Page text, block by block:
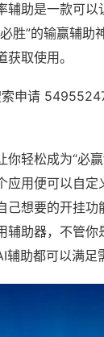
辅助是一款可以
胜”的输赢辅助
取使用。
申请
你轻松成为“必
应用便可以自定
己想要的开挂功
辅助器，不管你
助都可以满足